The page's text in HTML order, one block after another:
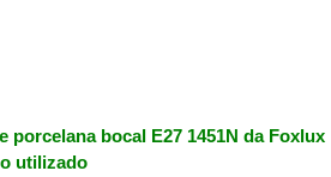
porcelana bocal E27 1451N da Foxlux
utilizado